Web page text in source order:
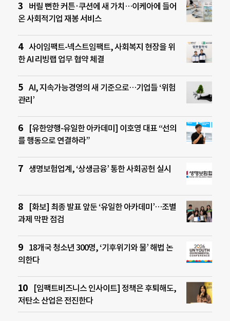
버릴 뻔한 커튼·쿠션에 새 가치…이케아에 들어
온 사회적기업 재봉 서비스
사이임팩트-넥스트임팩트, 사회복지 현장을 위
한 AI 리빙랩 업무 협약 체결
AI, 지속가능경영의 새 기준으로…기업들 ‘위험
관리’
[유한양행-유일한 아카데미] 이호영 대표 “선의
를 행동으로 연결하라”
생명보험업계, ‘상생금융’ 통한 사회공헌 실시
[화보] 최종 발표 앞둔 ‘유일한 아카데미’…조별
과제 막판 점검
18개국 청소년 300명, ‘기후위기와 물’ 해법 논
의한다
[임팩트비즈니스 인사이트] 정책은 후퇴해도,
저탄소 산업은 전진한다